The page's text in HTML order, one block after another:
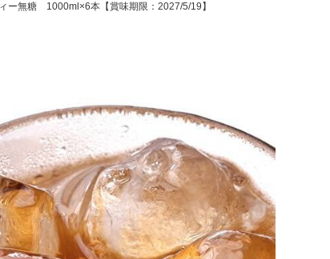
ー無糖 1000ml×6本【賞味期限：2027/5/19】